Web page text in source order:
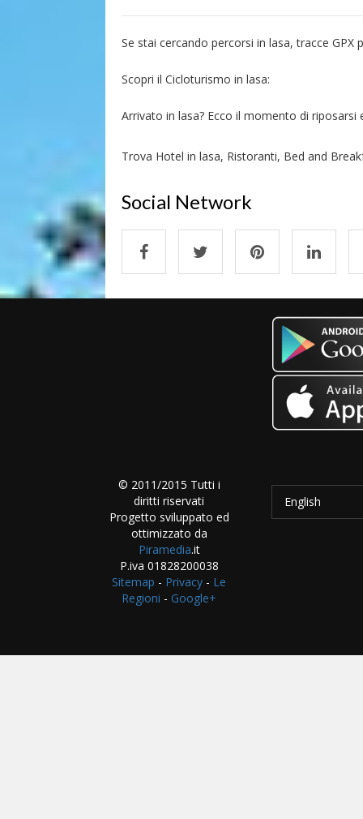
Se stai cercando percorsi in lasa, tracce GPX
Scopri il Cicloturismo in lasa:
Arrivato in lasa? Ecco il momento di riposarsi
Trova Hotel in lasa, Ristoranti, Bed and
Social Network
© 2011/2015 Tutti i
diritti riservati
Progetto sviluppato ed
ottimizzato da
Piramedia.it
P.iva 01828200038
Sitemap - Privacy - Le
Regioni - Google+
English